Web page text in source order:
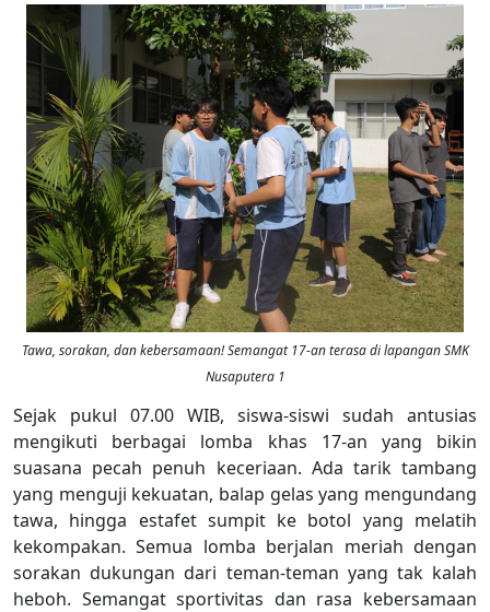
Tawa, sorakan, dan kebersamaan! Semangat 17-an terasa di lapangan SMK
Nusaputera 1
Sejak pukul 07.00 WIB, siswa-siswi sudah antusias
mengikuti berbagai lomba khas 17-an yang bikin
suasana pecah penuh keceriaan. Ada tarik tambang
yang menguji kekuatan, balap gelas yang mengundang
tawa, hingga estafet sumpit ke botol yang melatih
kekompakan. Semua lomba berjalan meriah dengan
sorakan dukungan dari teman-teman yang tak kalah
heboh. Semangat sportivitas dan rasa kebersamaan